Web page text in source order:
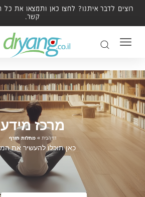
רוצים לדבר איתנו? לחצו כאן ותמצאו את כל
קשר.
מרכז מידע
דף הבית »מחלות חורף
כאן תוכלו להעשיר את